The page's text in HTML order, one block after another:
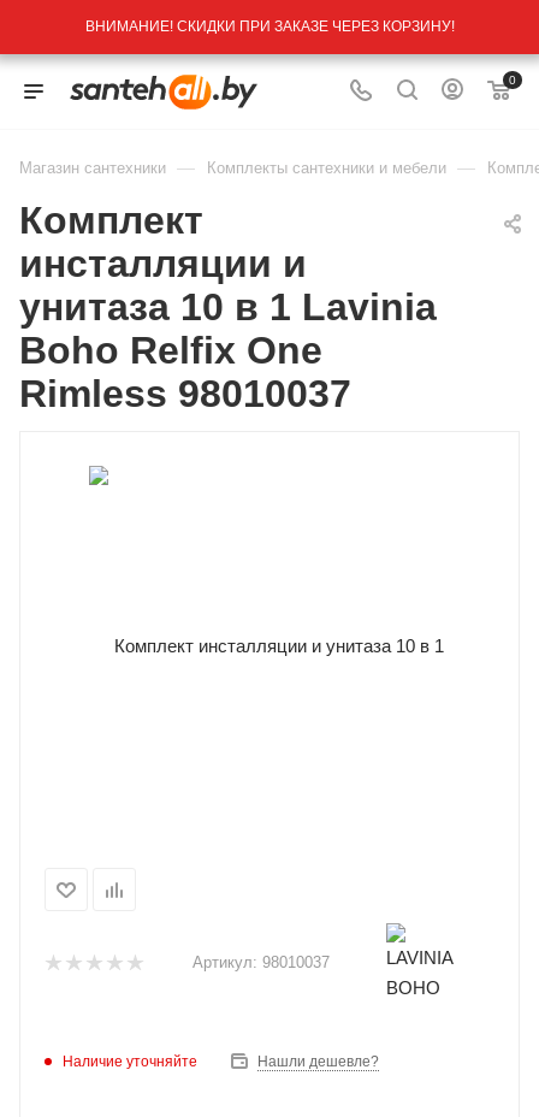
ВНИМАНИЕ! СКИДКИ ПРИ ЗАКАЗЕ ЧЕРЕЗ КОРЗИНУ!
0
Магазин сантехники — Комплекты сантехники и мебели —
Комплект
инсталляции и
унитаза 10 в 1 Lavinia
Boho Relfix One
Rimless 98010037
Артикул: 98010037
Наличие уточняйте Нашли дешевле?